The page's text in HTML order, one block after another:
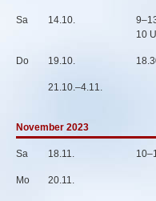
Sa 14.10.
10
Do 19.10.
21.10.–4.11.
November 2023
Sa 18.11.
Mo 20.11.